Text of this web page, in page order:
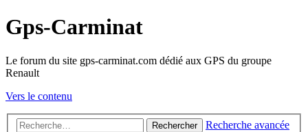
Gps-Carminat
Le forum du site gps-carminat.com dédié aux GPS du groupe
Renault
Vers le contenu
Rechercher Recherche avancée